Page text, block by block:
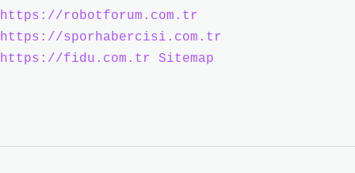
https://robotforum.com.tr
https://sporhabercisi.com.tr
https://fidu.com.tr
Sitemap